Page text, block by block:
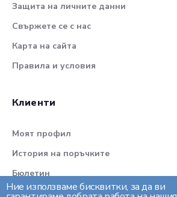
Ние използваме бисквитки, за да ви
Защита на личните данни
Свържете се с нас
Карта на сайта
Правила и условия
Клиенти
Моят профил
История на поръчките
Бюлетин